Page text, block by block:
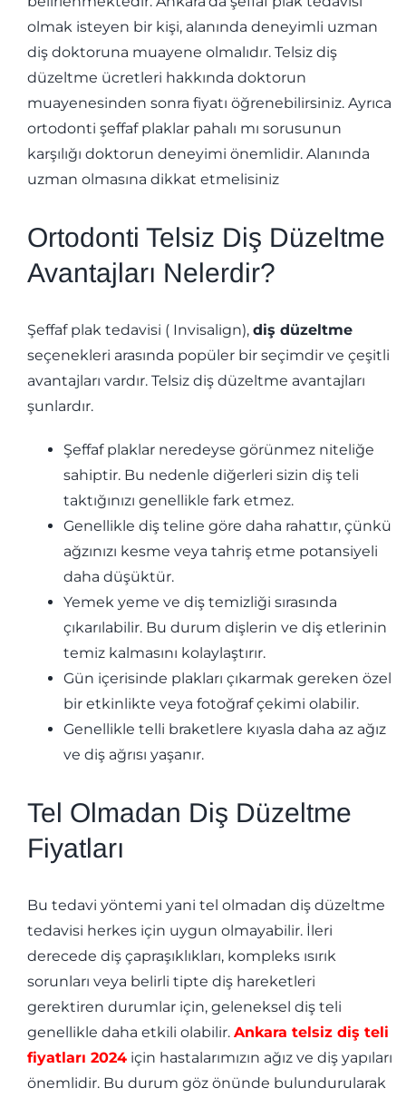
olmak isteyen bir kişi, alanında deneyimli uzman
diş doktoruna muayene olmalıdır. Telsiz diş
düzeltme ücretleri hakkında doktorun
muayenesinden sonra fiyatı öğrenebilirsiniz. Ayrıca
ortodonti şeffaf plaklar pahalı mı sorusunun
karşılığı doktorun deneyimi önemlidir. Alanında
uzman olmasına dikkat etmelisiniz
Ortodonti Telsiz Diş Düzeltme
Avantajları Nelerdir?
Şeffaf plak tedavisi ( Invisalign), diş düzeltme
seçenekleri arasında popüler bir seçimdir ve çeşitli
avantajları vardır. Telsiz diş düzeltme avantajları
şunlardır.
Şeffaf plaklar neredeyse görünmez niteliğe
sahiptir. Bu nedenle diğerleri sizin diş teli
taktığınızı genellikle fark etmez.
Genellikle diş teline göre daha rahattır, çünkü
ağzınızı kesme veya tahriş etme potansiyeli
daha düşüktür.
Yemek yeme ve diş temizliği sırasında
çıkarılabilir. Bu durum dişlerin ve diş etlerinin
temiz kalmasını kolaylaştırır.
Gün içerisinde plakları çıkarmak gereken özel
bir etkinlikte veya fotoğraf çekimi olabilir.
Genellikle telli braketlere kıyasla daha az ağız
ve diş ağrısı yaşanır.
Tel Olmadan Diş Düzeltme
Fiyatları
Bu tedavi yöntemi yani tel olmadan diş düzeltme
tedavisi herkes için uygun olmayabilir. İleri
derecede diş çapraşıklıkları, kompleks ısırık
sorunları veya belirli tipte diş hareketleri
gerektiren durumlar için, geleneksel diş teli
genellikle daha etkili olabilir. Ankara telsiz diş teli
fiyatları 2024için hastalarımızın ağız ve diş yapıları
önemlidir. Bu durum göz önünde bulundurularak